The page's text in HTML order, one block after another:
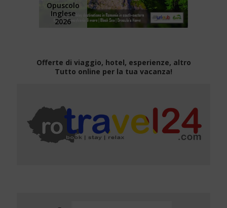
Opuscolo
Inglese
2026
Offerte di viaggio, hotel, esperienze, altro
Tutto online per la tua vacanza!